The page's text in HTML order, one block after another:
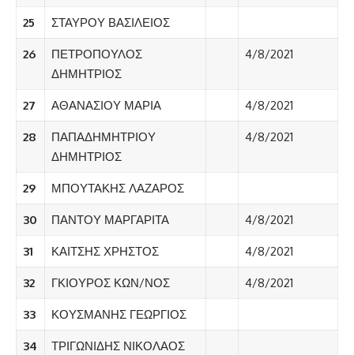
25 ΣΤΑΥΡΟΥ ΒΑΣΙΛΕΙΟΣ
26
ΠΕΤΡΟΠΟΥΛΟΣ
ΔΗΜΗΤΡΙΟΣ
4/8/2021
27 ΑΘΑΝΑΣΙΟΥ ΜΑΡΙΑ 4/8/2021
28
ΠΑΠΑΔΗΜΗΤΡΙΟΥ
ΔΗΜΗΤΡΙΟΣ
4/8/2021
29 ΜΠΟΥΤΑΚΗΣ ΛΑΖΑΡΟΣ
30 ΠΑΝΤΟΥ ΜΑΡΓΑΡΙΤΑ 4/8/2021
31 ΚΑΙΤΣΗΣ ΧΡΗΣΤΟΣ 4/8/2021
32 ΓΚΙΟΥΡΟΣ ΚΩΝ/ΝΟΣ 4/8/2021
33 ΚΟΥΣΜΑΝΗΣ ΓΕΩΡΓΙΟΣ
34 ΤΡΙΓΩΝΙΔΗΣ ΝΙΚΟΛΑΟΣ